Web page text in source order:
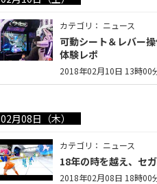
カテゴリ： ニュース
可動シート＆レバー
体験レポ
2018年02月10日 13時00
02月08日（木）
カテゴリ： ニュース
18年の時を越え、セ
2018年02月08日 18時00